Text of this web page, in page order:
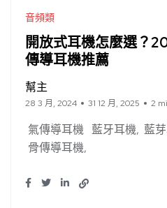
音頻類
開放式耳機怎麼選？
傳導耳機推薦
幫主
28 3 月, 2024 31 12 月, 2025 2
氣傳導耳機 藍牙耳機 藍
骨傳導耳機